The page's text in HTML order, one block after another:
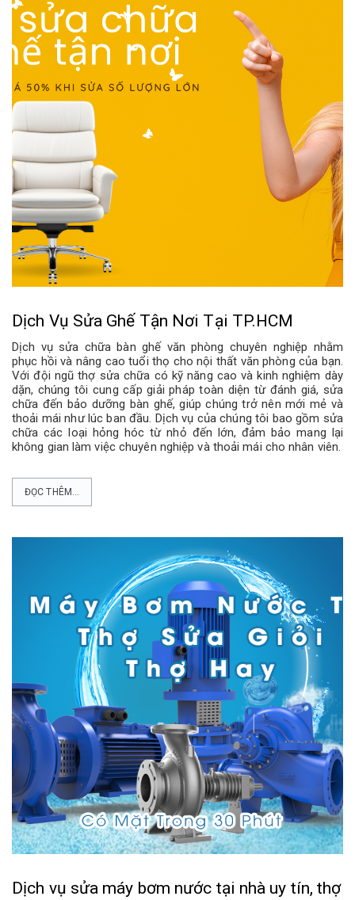
Dịch Vụ Sửa Ghế Tận Nơi Tại TP.HCM
Dịch vụ sửa chữa bàn ghế văn phòng chuyên nghiệp nhằm
phục hồi và nâng cao tuổi thọ cho nội thất văn phòng của bạn.
Với đội ngũ thợ sửa chữa có kỹ năng cao và kinh nghiệm dày
dặn, chúng tôi cung cấp giải pháp toàn diện từ đánh giá, sửa
chữa đến bảo dưỡng bàn ghế, giúp chúng trở nên mới mẻ và
thoải mái như lúc ban đầu. Dịch vụ của chúng tôi bao gồm sửa
chữa các loại hỏng hóc từ nhỏ đến lớn, đảm bảo mang lại
không gian làm việc chuyên nghiệp và thoải mái cho nhân viên.
ĐỌC THÊM...
Dịch vụ sửa máy bơm nước tại nhà uy tín, thợ